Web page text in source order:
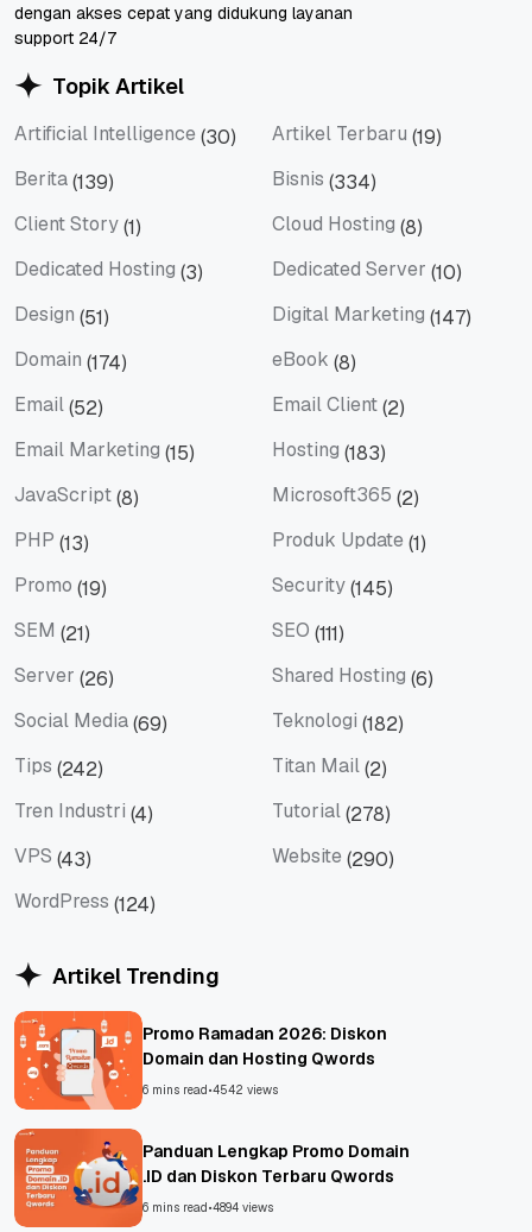
dengan akses cepat yang didukung layanan
support 24/7
Topik Artikel
Artificial Intelligence (30) Artikel Terbaru (19)
Berita(139) Bisnis (334)
Client Story(1) Cloud Hosting (8)
Dedicated Hosting (3) Dedicated Server (10)
Design (51) Digital Marketing (147)
Domain (174) eBook (8)
Email(52) Email Client(2)
Email Marketing (15) Hosting (183)
JavaScript(8) Microsoft365 (2)
PHP (13) Produk Update (1)
Promo (19) Security(145)
SEM (21) SEO (111)
Server (26) Shared Hosting (6)
Social Media(69) Teknologi (182)
Tips (242) Titan Mail(2)
Tren Industri (4) Tutorial(278)
VPS (43) Website (290)
WordPress (124)
Artikel Trending
Promo Ramadan 2026: Diskon
Domain dan Hosting Qwords
6 mins read•4542 views
Panduan Lengkap Promo Domain
.ID dan Diskon Terbaru Qwords
6 mins read•4894 views